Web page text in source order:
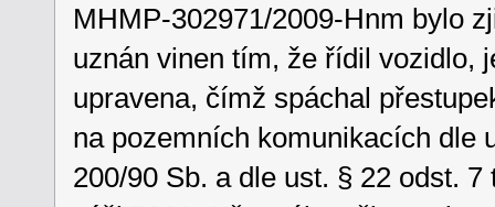
MHMP-302971/2009-Hnm bylo
uznán vinen tím, že řídil vozidlo,
upravena, čímž spáchal
na pozemních komunikacích dle
200/90 Sb. a dle ust. § 22 odst.